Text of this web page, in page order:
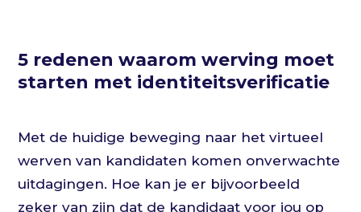
5 redenen waarom werving moet
starten met identiteitsverificatie
Met de huidige beweging naar het virtueel
werven van kandidaten komen onverwachte
uitdagingen. Hoe kan je er bijvoorbeeld
zeker van zijn dat de kandidaat voor jou op